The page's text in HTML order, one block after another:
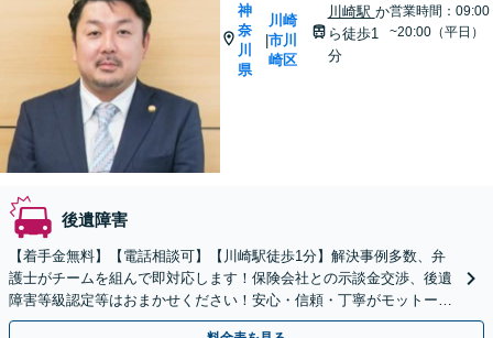
神
奈
川
県
|
川崎
市川
崎区
川崎駅 か
ら徒歩1
分
営業時間：09:00
~20:00（平日）
後遺障害
【着手金無料】【電話相談可】【川崎駅徒歩1分】解決事例多数、弁
護士がチームを組んで即対応します！保険会社との示談金交渉、後遺
障害等級認定等はおまかせください！安心・信頼・丁寧がモットー。
交通事故に強い法律事務所と自負しております。